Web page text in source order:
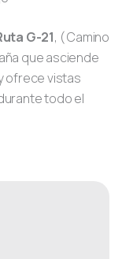
G-21, ( Camino
que asciende
ofrece vistas
todo el